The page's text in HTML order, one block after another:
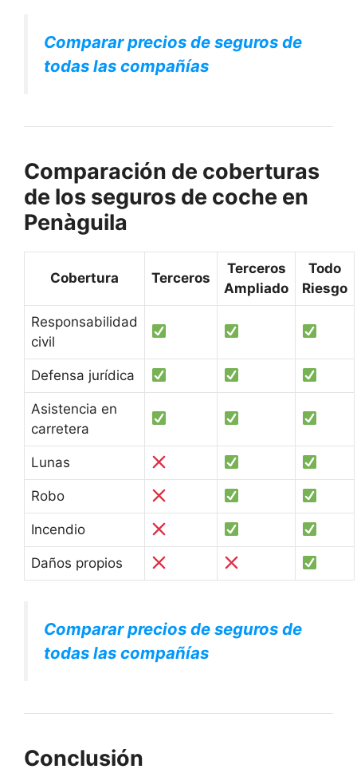
Comparar precios de seguros de
todas las compañías
Comparación de coberturas
de los seguros de coche en
Penàguila
Cobertura Terceros
Terceros
Ampliado
Todo
Riesgo
Responsabilidad
civil
Defensa jurídica
Asistencia en
carretera
Lunas
Robo
Incendio
Daños propios
Comparar precios de seguros de
todas las compañías
Conclusión